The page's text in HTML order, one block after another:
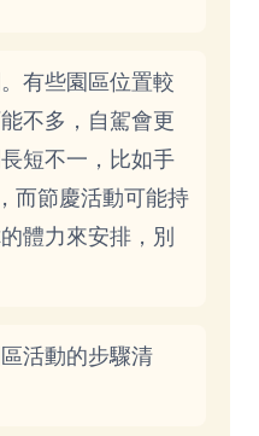
有些園區位置較
不多，自駕會更
短不一，比如手
而節慶活動可能持
體力來安排，別
活動的步驟清